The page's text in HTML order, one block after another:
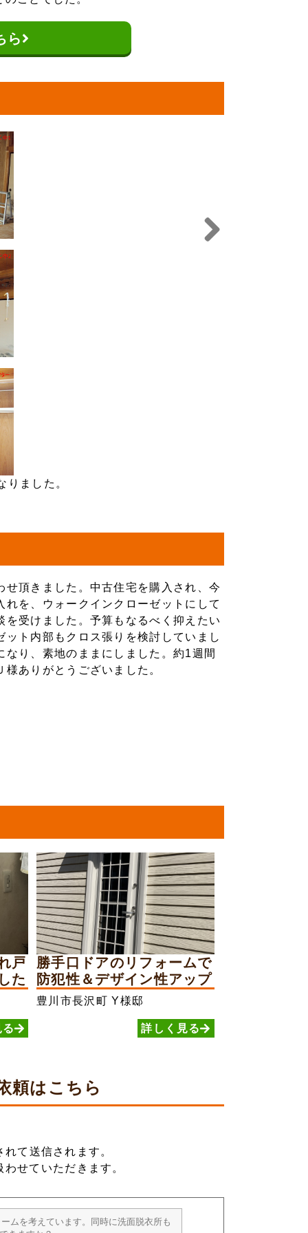
ら
りました。
せ頂きました。中古住宅を購入され、今
れを、ウォークインクローゼットにして
を受けました。予算もなるべく抑えたい
ット内部もクロス張りを検討していまし
なり、素地のままにしました。約1週間
ありがとうございました。
戸
た
る
勝手口ドアのリフォームで
防犯性＆デザイン性アップ
豊川市長沢町Y様邸
詳しく見る
頼は こちら
て送信されます。
せていただきます。